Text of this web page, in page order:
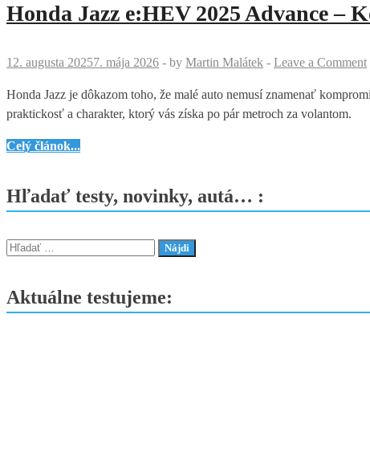
Prinesie
štandard
triede
malých
áut
Honda Jazz e:HEV 2025 Advance –
12. augusta 20257. mája 2026 - by Martin Malátek - Leave a Comment
Honda Jazz je dôkazom toho, že malé auto nemusí znamenať
praktickosť a charakter, ktorý vás získa po pár metroch za volantom.
Honda
2025
–
Kompaktný
s
Celý článok...
Hľadať testy, novinky, autá… :
Hľadať:
Aktuálne testujeme: